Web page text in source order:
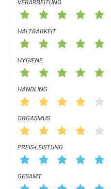
VERARBEITUNG
HALTBARKEIT
HYGIENE
HANDLING
ORGASMUS
PREIS-LEISTUNG
GESAMT